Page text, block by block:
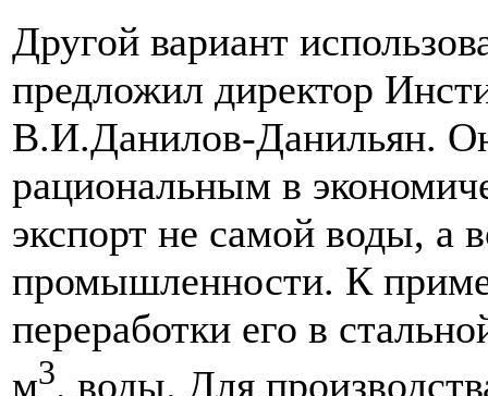
Другой вариант
предложил директор
В.И.Данилов-Данильян.
рациональным в
экспорт не самой воды, а
промышленности. К
переработки его в
м3. воды. Для